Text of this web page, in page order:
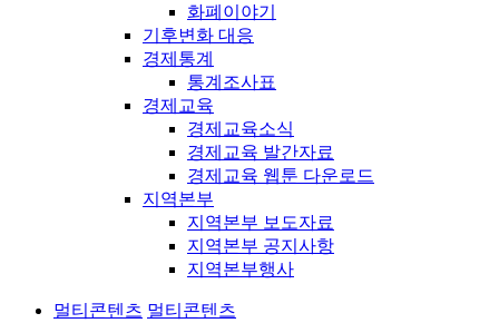
화폐이야기
기후변화 대응
경제통계
통계조사표
경제교육
경제교육소식
경제교육 발간자료
경제교육 웹툰 다운로드
지역본부
지역본부 보도자료
지역본부 공지사항
지역본부행사
멀티콘텐츠 멀티콘텐츠